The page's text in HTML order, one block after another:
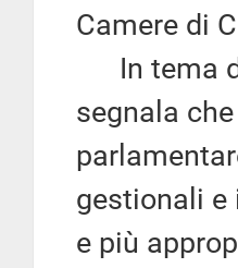
Camere di
In tema di
segnala
gestionali e
e più